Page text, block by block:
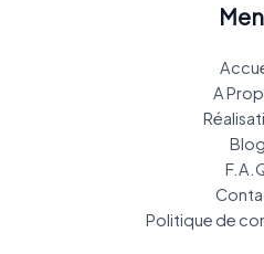
A
Blog
Politique de